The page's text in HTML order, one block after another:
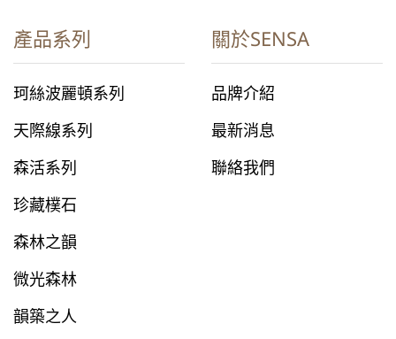
產品系列
珂絲波麗頓系列
天際線系列
森活系列
珍藏樸石
森林之韻
微光森林
韻築之人
關於SENSA
品牌介紹
最新消息
聯絡我們